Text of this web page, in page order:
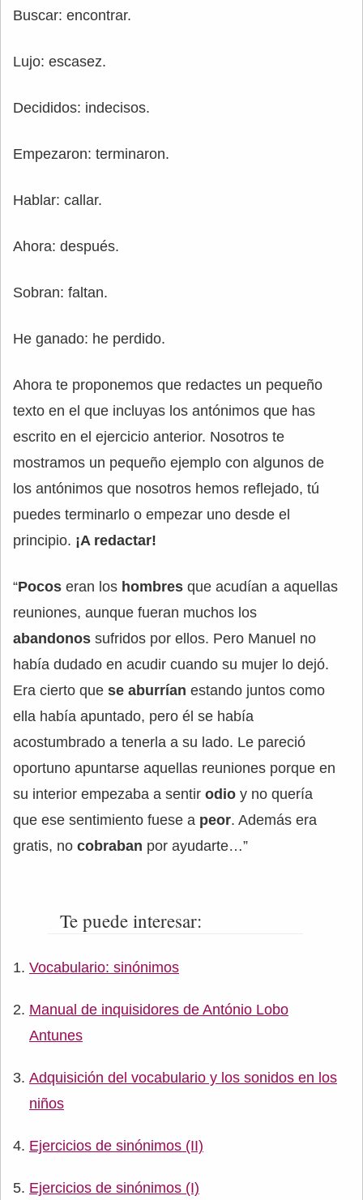
Buscar: encontrar.
Lujo: escasez.
Decididos: indecisos.
Empezaron: terminaron.
Hablar: callar.
Ahora: después.
Sobran: faltan.
He ganado: he perdido.
Ahora te proponemos que redactes un pequeño
texto en el que incluyas los antónimos que has
escrito en el ejercicio anterior. Nosotros te
mostramos un pequeño ejemplo con algunos de
los antónimos que nosotros hemos reflejado, tú
puedes terminarlo o empezar uno desde el
principio. ¡A redactar!
“Pocos eran los hombres que acudían a aquellas
reuniones, aunque fueran muchos los
abandonos sufridos por ellos. Pero Manuel no
había dudado en acudir cuando su mujer lo dejó.
Era cierto que se aburrían estando juntos como
ella había apuntado, pero él se había
acostumbrado a tenerla a su lado. Le pareció
oportuno apuntarse aquellas reuniones porque en
su interior empezaba a sentir odio y no quería
que ese sentimiento fuese a peor. Además era
gratis, no cobraban por ayudarte…”
Te puede interesar:
Vocabulario: sinónimos
Manual de inquisidores de António Lobo
Antunes
Adquisición del vocabulario y los sonidos en los
niños
Ejercicios de sinónimos (II)
Ejercicios de sinónimos (I)